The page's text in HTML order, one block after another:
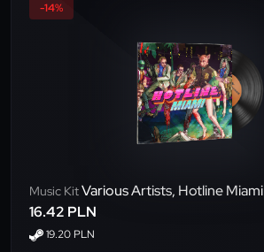
-14%
Music KitVarious Artists, Hotline Miami
16.42 PLN
19.20 PLN